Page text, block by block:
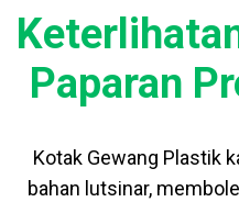
Paparan
Kotak Gewang Plastik
bahan lutsinar,